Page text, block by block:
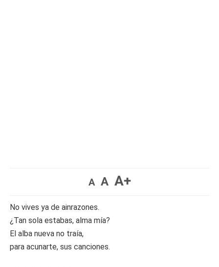
A A A+
No vives ya de ainrazones.
¿Tan sola estabas, alma mía?
El alba nueva no traía,
para acunarte, sus canciones.